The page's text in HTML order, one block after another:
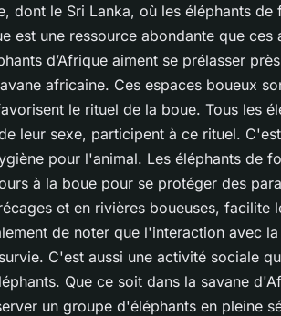
dont le Sri Lanka, où les éléphants de
est une ressource abondante que
d’Afrique aiment se prélasser
africaine. Ces espaces boueux
le rituel de la boue. Tous les
leur sexe, participent à ce rituel.
pour l'animal. Les éléphants de
à la boue pour se protéger des
et en rivières boueuses, facilite
de noter que l'interaction avec
C'est aussi une activité sociale
Que ce soit dans la savane
un groupe d'éléphants en pleine